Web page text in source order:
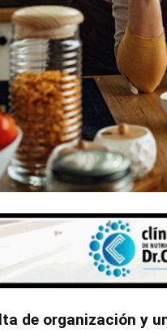
de organización y